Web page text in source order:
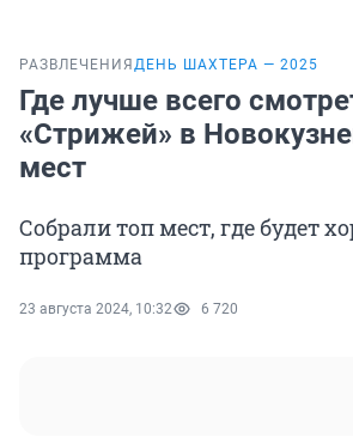
РАЗВЛЕЧЕНИЯ ДЕНЬ ШАХТЕРА — 2025
Где лучше всего
«Стрижей» в
мест
Собрали топ мест, где будет
программа
23 августа 2024, 10:32 6 720